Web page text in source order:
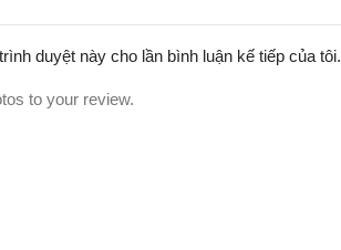
duyệt này cho lần bình luận kế tiếp của tôi.
to your review.